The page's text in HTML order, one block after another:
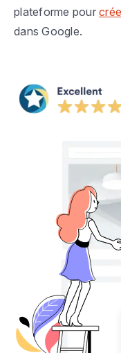
plateforme pour
dans Google.